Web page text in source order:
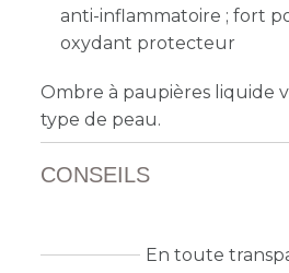
anti-inflammatoire ; fort
oxydant protecteur
Ombre à paupières liquide
type de peau.
CONSEILS
En toute